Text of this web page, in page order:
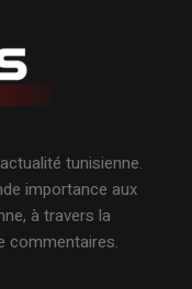
tunisienne.
importance aux
à travers la
commentaires.